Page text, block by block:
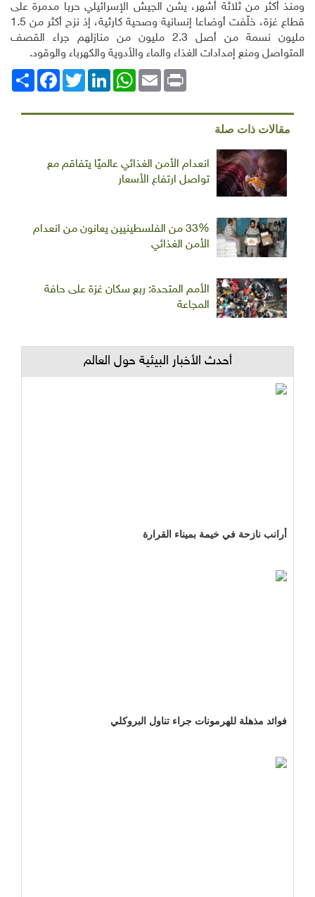
ومنذ أكثر من ثلاثة أشهر، يشن الجيش الإسرائيلي حربا مدمرة على
قطاع غزة، خلّفت أوضاعا إنسانية وصحية كارثية، إذ نزح أكثر من 1.5
مليون نسمة من أصل 2.3 مليون من منازلهم جراء القصف
المتواصل ومنع إمدادات الغذاء والماء والأدوية والكهرباء والوقود.
انشر
FacebookTwitterLinkedIn
WhatsAppEmail Print
مقالات ذات صلة
انعدام الأمن الغذائي عالميًا يتفاقم مع
تواصل ارتفاع الأسعار
33% من الفلسطينيين يعانون من انعدام
الأمن الغذائي
الأمم المتحدة: ربع سكان غزة على حافة
المجاعة
أحدث الأخبار البيئية حول العالم
أرانب نازحة في خيمة بميناء القرارة
فوائد مذهلة للهرمونات جراء تناول البروكلي